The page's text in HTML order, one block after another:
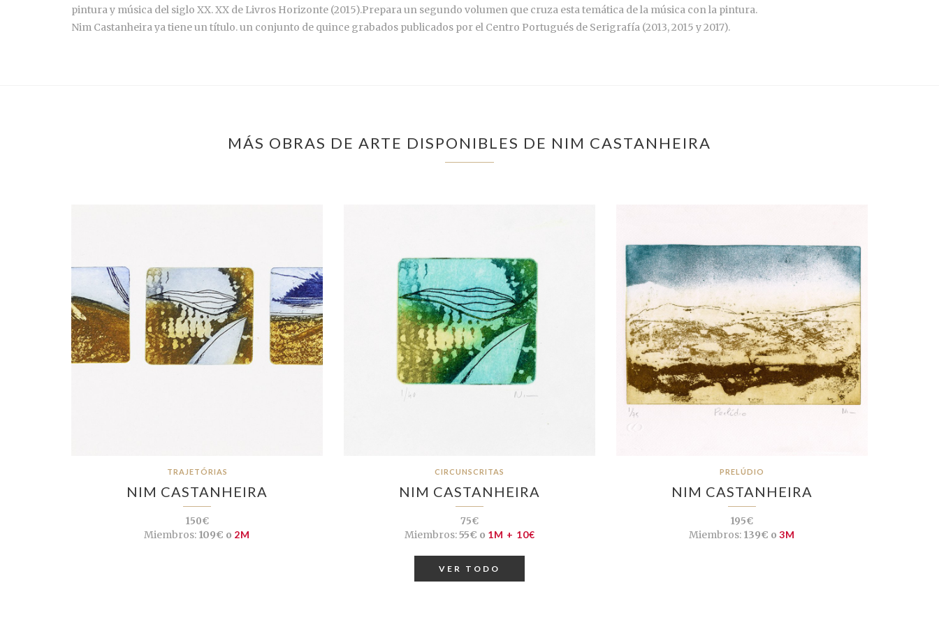
pintura y música del siglo XX. XX de Livros Horizonte (2015).Prepara un segundo volumen que cruza esta temática de la música con la pintura.
Nim Castanheira ya tiene un título. un conjunto de quince grabados publicados por el Centro Portugués de Serigrafía (2013, 2015 y 2017).
MÁS OBRAS DE ARTE DISPONIBLES DE NIM CASTANHEIRA
TRAJETÓRIAS
NIM CASTANHEIRA
150€
Miembros: 109€ o 2M
CIRCUNSCRITAS
NIM CASTANHEIRA
75€
Miembros:55€ o 1M + 10€
PRELÚDIO
NIM CASTANHEIRA
195€
Miembros: 139€ o 3M
VER TODO